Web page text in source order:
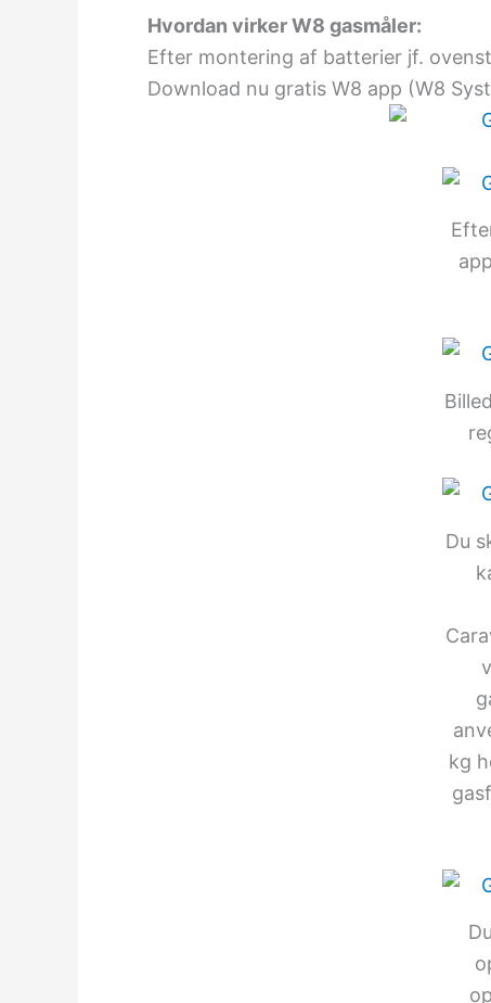
Hvordan virker W8 gasmåler:
Efter montering af batterier jf.
Download nu gratis W8 app (W8
Du
kg